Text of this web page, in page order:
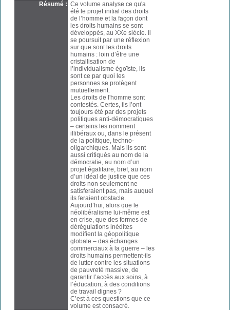
Résumé : Ce volume analyse ce qu'a
été le projet initial des droits
de l’homme et la façon dont
les droits humains se sont
développés, au XXe siècle. Il
se poursuit par une réflexion
sur que sont les droits
humains : loin d’être une
cristallisation de
l’individualisme égoïste, ils
sont ce par quoi les
personnes se protègent
mutuellement.
Les droits de l'homme sont
contestés. Certes, ils l’ont
toujours été par des projets
politiques anti-démocratiques
– certains les nomment
illibéraux ou, dans le présent
de la politique, techno-
oligarchiques. Mais ils sont
aussi critiqués au nom de la
démocratie, au nom d’un
projet égalitaire, bref, au nom
d’un idéal de justice que ces
droits non seulement ne
satisferaient pas, mais auquel
ils feraient obstacle.
Aujourd’hui, alors que le
néolibéralisme lui-même est
en crise, que des formes de
dérégulations inédites
modifient la géopolitique
globale – des échanges
commerciaux à la guerre – les
droits humains permettent-ils
de lutter contre les situations
de pauvreté massive, de
garantir l’accès aux soins, à
l’éducation, à des conditions
de travail dignes ?
C’est à ces questions que ce
volume est consacré.